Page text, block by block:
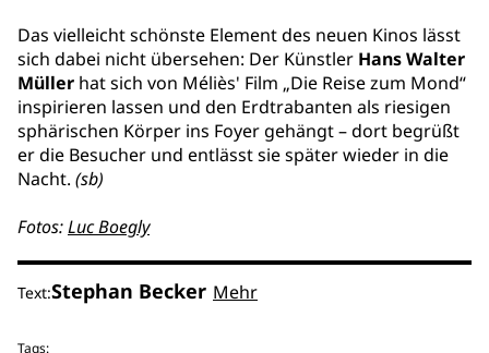
Das vielleicht schönste Element des neuen Kinos lässt
sich dabei nicht übersehen: Der Künstler Hans Walter
Müller hat sich von Méliès' Film „Die Reise zum Mond“
inspirieren lassen und den Erdtrabanten als riesigen
sphärischen Körper ins Foyer gehängt – dort begrüßt
er die Besucher und entlässt sie später wieder in die
Nacht. (sb)
Fotos:Luc Boegly
Text:Stephan Becker Mehr
Tags: